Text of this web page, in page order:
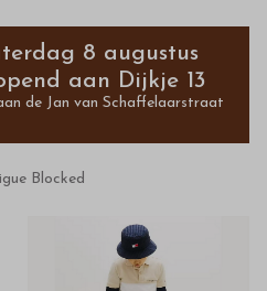
8 augustus
aan Dijkje 13
de Jan van Schaffelaarstraat
Blocked